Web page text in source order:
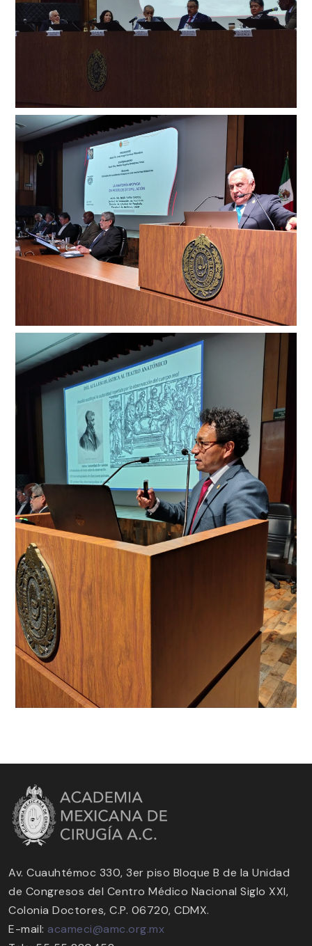
Av. Cuauhtémoc 330, 3er piso Bloque B de la Unidad
de Congresos del Centro Médico Nacional Siglo XXI,
Colonia Doctores, C.P. 06720, CDMX.
E-mail: acameci@amc.org.mx